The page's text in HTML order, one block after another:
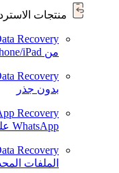
منتجات
Recovery
من iPhone/iPad
Recovery
بدون جذر
Recovery
WhatsApp على Android/iPhone
Recovery
الملفات